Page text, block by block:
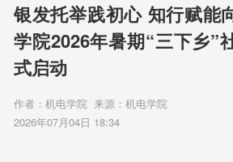
银发托举践初心 知行赋
学院2026年暑期“三下乡”
式启动
作者：机电学院 来源：机电学院
2026年07月04日 18:34